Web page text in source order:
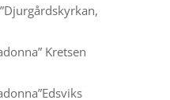
Kretsen